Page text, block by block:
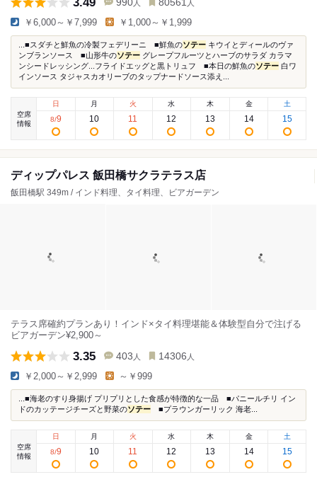
990 人 80561 人
￥6,000～￥7,999 ￥1,000～￥1,999
...■スダチと鮮魚の冷製フェデリーニ ■鮮魚のソテー キウイとディールのヴァ
ンブランソース ■山形牛のソテー グレープフルーツとハーブのサラダ カラマ
ンシードレッシング...フライドエッグと黒トリュフ ■本日の鮮魚のソテー 白ワ
インソース タジャスカオリーブのタップナードソース添え...
空席
情報
日
8/9
月
10
火
11
水
12
木
13
金
14
土
15
ディップパレス 飯田橋サクラテラス店
飯田橋駅 349m / インド料理、タイ料理、ビアガーデン
テラス席確約プランあり！インド×タイ料理堪能＆体験型自分で注げる
ビアガーデン¥2,900～
3.35 403 人 14306 人
￥2,000～￥2,999 ～￥999
...■海老のすり身揚げ プリプリとした食感が特徴的な一品 ■パニールチリ イン
ドのカッテージチーズと野菜のソテー ■プラウンガーリック 海老...
空席
情報
日
8/9
月
10
火
11
水
12
木
13
金
14
土
15